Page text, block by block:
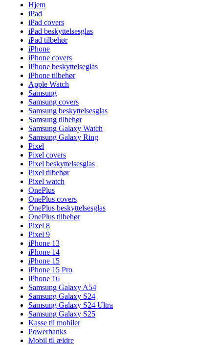
Hjem
iPad
iPad covers
iPad beskyttelsesglas
iPad tilbehør
iPhone
iPhone covers
iPhone beskyttelseglas
iPhone tilbehør
Apple Watch
Samsung
Samsung covers
Samsung beskyttelsesglas
Samsung tilbehør
Samsung Galaxy Watch
Samsung Galaxy Ring
Pixel
Pixel covers
Pixel beskyttelsesglas
Pixel tilbehør
Pixel watch
OnePlus
OnePlus covers
OnePlus beskyttelsesglas
OnePlus tilbehør
Pixel 8
Pixel 9
iPhone 13
iPhone 14
iPhone 15
iPhone 15 Pro
iPhone 16
Samsung Galaxy A54
Samsung Galaxy S24
Samsung Galaxy S24 Ultra
Samsung Galaxy S25
Kasse til mobiler
Powerbanks
Mobil til ældre